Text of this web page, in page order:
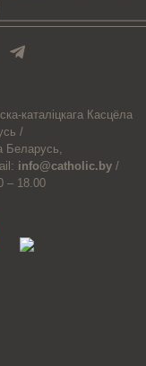
каталіцкага Касцёла
/
Беларусь,
info@catholic.by /
– 18.00